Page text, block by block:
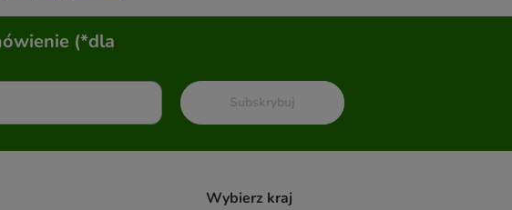
(*dla
Subskrybuj
Wybierz kraj